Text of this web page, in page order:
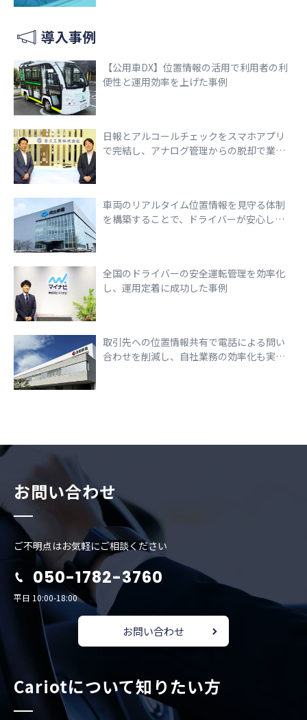
導入事例
【公用車DX】位置情報の活用で利用者の利
便性と運用効率を上げた事例
日報とアルコールチェックをスマホアプリ
で完結し、アナログ管理からの脱却で業務
車両のリアルタイム位置情報を見守る体制
を構築することで、ドライバーが安心して
全国のドライバーの安全運転管理を効率化
し、運用定着に成功した事例
取引先への位置情報共有で電話による問い
合わせを削減し、自社業務の効率化も実現
お問い合わせ
ご不明点はお気軽にご相談ください
050-1782-3760
平日 10:00-18:00
お問い合わせ
Cariotについて知りたい方